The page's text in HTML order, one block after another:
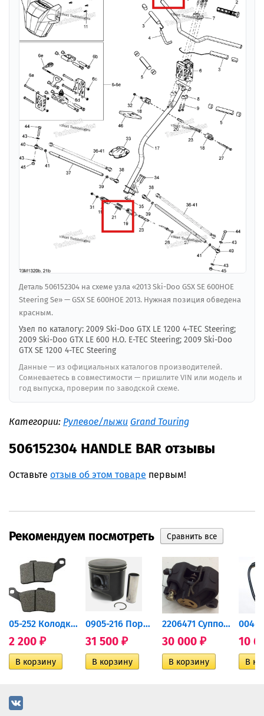
Деталь 506152304 на схеме узла «2013 Ski-Doo GSX SE 600HOE
Steering Se» — GSX SE 600HOE 2013. Нужная позиция обведена
красным.
Узел по каталогу: 2009 Ski-Doo GTX LE 1200 4-TEC Steering;
2009 Ski-Doo GTX LE 600 H.O. E-TEC Steering; 2009 Ski-Doo
GTX SE 1200 4-TEC Steering
Данные — из официальных каталогов производителей.
Сомневаетесь в совместимости — пришлите VIN или модель и
год выпуска, проверим по заводской схеме.
Категории: Рулевое/лыжи Grand Touring
506152304 HANDLE BAR отзывы
Оставьте отзыв об этом товаре первым!
Рекомендуем посмотреть
05-252 Колодки тормозные...
2 200 ₽
0905-216 Поршень Arctic Cat...
31 500 ₽
2206471 Суппорт тормозной...
30 000 ₽ 10